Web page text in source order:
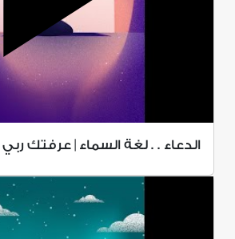
الدعاء . . لغة السماء | عرفتك